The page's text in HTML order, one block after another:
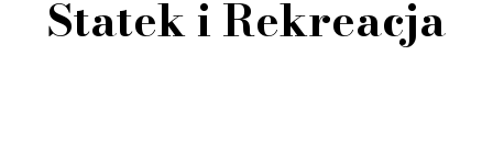
Statek i Rekreacja